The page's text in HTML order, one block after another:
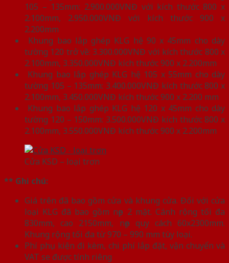
105 – 135mm: 2.900.000VNĐ với kích thước 800 x
2.100mm, 2.950.000VNĐ với kích thước 900 x
2.200mm
Khung bao lắp ghép KLG hệ 90 x 45mm cho dày
tường 120 trở về: 3.300.000VNĐ với kích thước 800 x
2.100mm, 3.350.000VNĐ kích thước 900 x 2.200mm
Khung bao lắp ghép KLG hệ 105 x 55mm cho dày
tường 105 – 135mm: 3.400.000VNĐ kích thước 800 x
2.100mm, 3.450.000VNĐ kích thước 900 x 2.200 mm
Khung bao lắp ghép KLG hệ 120 x 45mm cho dày
tường 120 – 150mm: 3.500.000VNĐ kích thước 800 x
2.100mm, 3.550.000VNĐ kích thước 900 x 2.200mm
Cửa KSD – loại trơn
** Ghi chú:
Giá trên đã bao gồm cửa và khung cửa. Đối với cửa
loại KLG đã bao gồm nẹp 2 mặt. Cánh rộng tối đa
830mm, cao 2150mm, nẹp quy cách 60x2300mm.
Khung rộng tối đa từ 970 – 990 mm tùy loại.
Phí phụ kiện đi kèm, chi phí lắp đặt, vận chuyển và
VAT se được tính riêng